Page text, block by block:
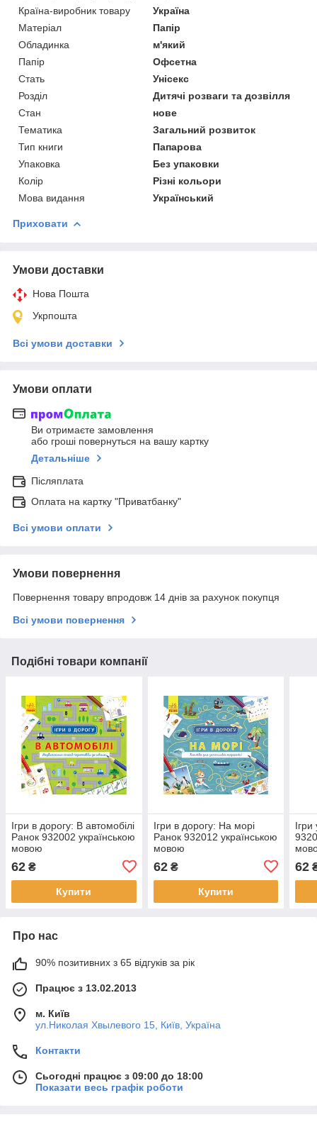
Країна-виробник товару
Україна
Матеріал
Папір
Обладинка
м'який
Папір
Офсетна
Стать
Унісекс
Розділ
Дитячі розваги та дозвілля
Стан
нове
Тематика
Загальний розвиток
Тип книги
Папарова
Упаковка
Без упаковки
Колір
Різні кольори
Мова видання
Український
Приховати
Умови доставки
Нова Пошта
Укрпошта
Всі умови доставки
Умови оплати
Ви отримаєте замовлення
або гроші повернуться на вашу картку
Детальніше
Післяплата
Оплата на картку "Приватбанку"
Всі умови оплати
Умови повернення
Повернення товару впродовж 14 днів за рахунок покупця
Всі умови повернення
Подібні товари компанії
Ігри в дорогу: В автомобілі
Ранок 932002 українською
мовою
62 ₴
Купити
Ігри в дорогу: На морі
Ранок 932012 українською
мовою
62₴
Купити
62
Про нас
90% позитивних з 65 відгуків за рік
Працює з 13.02.2013
м. Київ
ул.Николая Хвылевого 15, Київ, Україна
Контакти
Сьогодні працює з 09:00 до 18:00
Показати весь графік роботи